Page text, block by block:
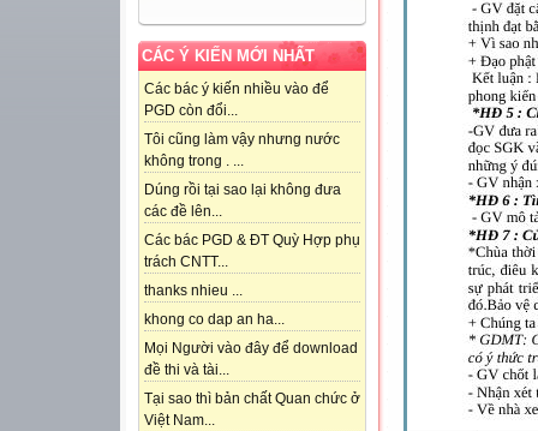
CÁC Ý KIẾN MỚI NHẤT
Các bác ý kiến nhiều vào để
PGD còn đổi...
Tôi cũng làm vậy nhưng nước
không trong . ...
Dúng rồi tại sao lại không đưa
các đề lên...
Các bác PGD & ĐT Quỳ Hợp phụ
trách CNTT...
thanks nhieu ...
khong co dap an ha...
Mọi Người vào đây để download
đề thi và tài...
Tại sao thì bản chất Quan chức ở
Việt Nam...